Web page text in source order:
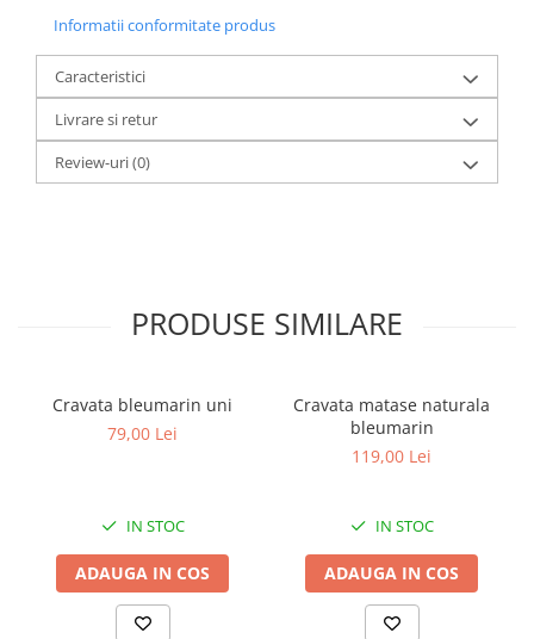
Informatii conformitate produs
Caracteristici
Livrare si retur
Review-uri(0)
PRODUSE SIMILARE
Cravata bleumarin uni
79,00 Lei
IN STOC
ADAUGA IN COS
Cravata matase naturala
bleumarin
119,00 Lei
IN STOC
ADAUGA IN COS